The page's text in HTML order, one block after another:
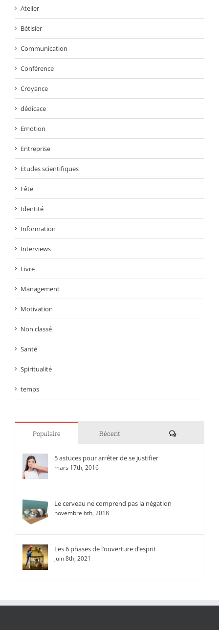
Atelier
Bétisier
Communication
Conférence
Croyance
dédicace
Emotion
Entreprise
Etudes scientifiques
Fête
Identité
Information
Interviews
Livre
Management
Motivation
Non classé
Santé
Spiritualité
temps
Populaire Récent
5 astuces pour arrêter de se justifier
mars 17th, 2016
Le cerveau ne comprend pas la négation
novembre 6th, 2018
Les 6 phases de l’ouverture d’esprit
juin 8th, 2021